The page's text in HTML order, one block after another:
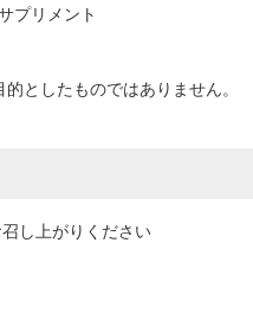
プリメント
としたものではありません。
し上がりください